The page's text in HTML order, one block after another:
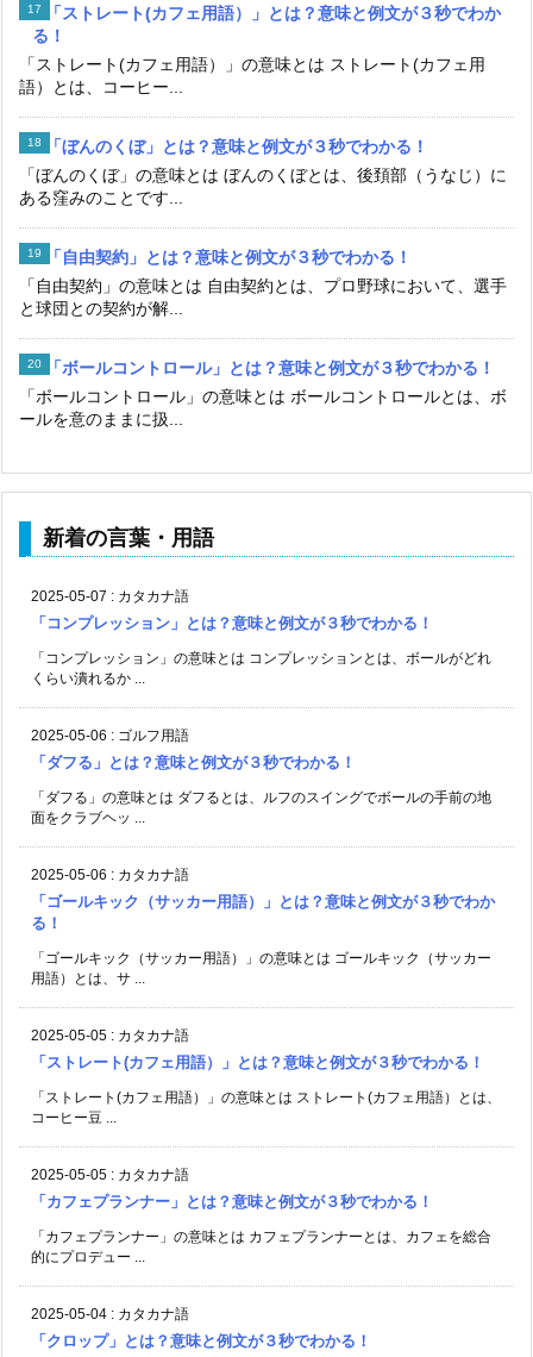
「ストレート(カフェ用語）」とは？意味と例文が３秒でわか
る！
「ストレート(カフェ用語）」の意味とは ストレート(カフェ用
語）とは、コーヒー...
「ぼんのくぼ」とは？意味と例文が３秒でわかる！
「ぼんのくぼ」の意味とは ぼんのくぼとは、後頚部（うなじ）に
ある窪みのことです...
「自由契約」とは？意味と例文が３秒でわかる！
「自由契約」の意味とは 自由契約とは、プロ野球において、選手
と球団との契約が解...
「ボールコントロール」とは？意味と例文が３秒でわかる！
「ボールコントロール」の意味とは ボールコントロールとは、ボ
ールを意のままに扱...
新着の言葉・用語
2025-05-07 : カタカナ語
「コンプレッション」とは？意味と例文が３秒でわかる！
「コンプレッション」の意味とは コンプレッションとは、ボールがどれ
くらい潰れるか ...
2025-05-06 : ゴルフ用語
「ダフる」とは？意味と例文が３秒でわかる！
「ダフる」の意味とは ダフるとは、ルフのスイングでボールの手前の地
面をクラブヘッ ...
2025-05-06 : カタカナ語
「ゴールキック（サッカー用語）」とは？意味と例文が３秒でわか
る！
「ゴールキック（サッカー用語）」の意味とは ゴールキック（サッカー
用語）とは、サ ...
2025-05-05 : カタカナ語
「ストレート(カフェ用語）」とは？意味と例文が３秒でわかる！
「ストレート(カフェ用語）」の意味とは ストレート(カフェ用語）とは、
コーヒー豆 ...
2025-05-05 : カタカナ語
「カフェプランナー」とは？意味と例文が３秒でわかる！
「カフェプランナー」の意味とは カフェプランナーとは、カフェを総合
的にプロデュー ...
2025-05-04 : カタカナ語
「クロップ」とは？意味と例文が３秒でわかる！